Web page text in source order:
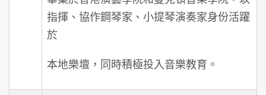
指揮、協作鋼琴家、小提琴演奏家身份活躍
於
本地樂壇，同時積極投入音樂教育。